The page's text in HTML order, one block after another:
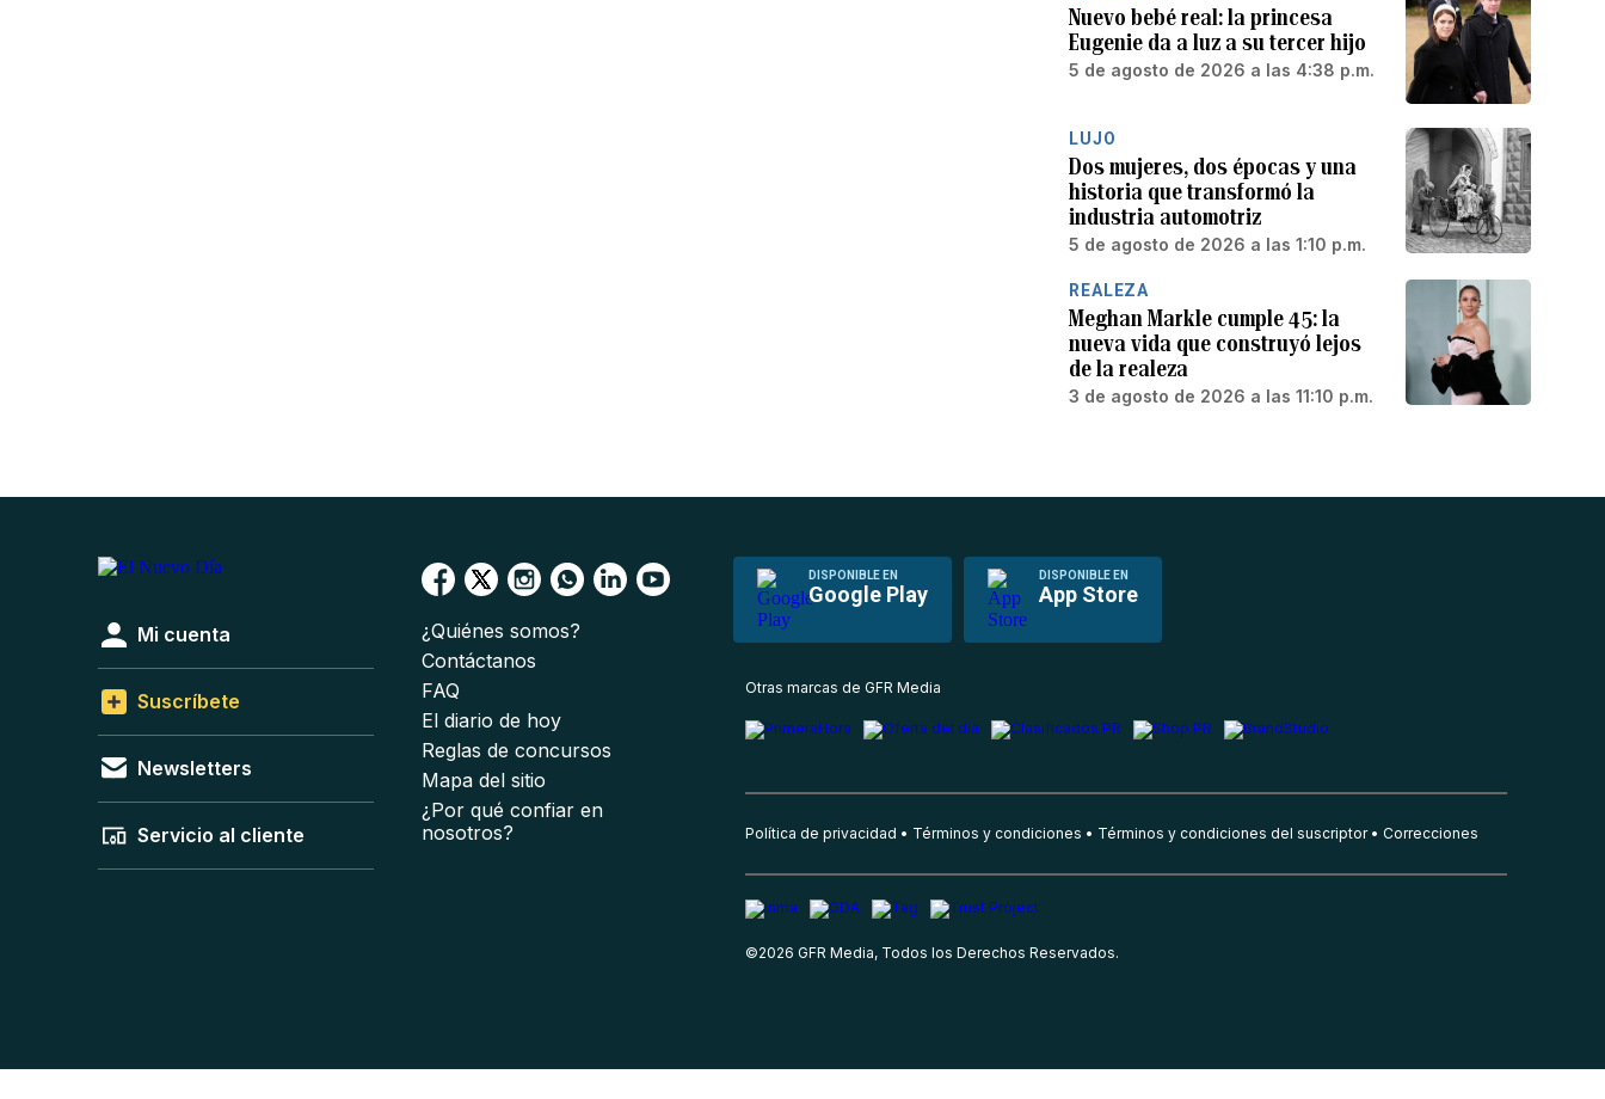
Nuevo bebé real: la princesa
Eugenie da a luz a su tercer hijo
5 de agosto de 2026 a las 4:38 p.m.
LUJO
Dos mujeres, dos épocas y una
historia que transformó la
industria automotriz
5 de agosto de 2026 a las 1:10 p.m.
REALEZA
Meghan Markle cumple 45: la
nueva vida que construyó lejos
de la realeza
3 de agosto de 2026 a las 11:10 p.m.
DISPONIBLE EN
Google Play
DISPONIBLE EN
App Store
Mi cuenta
Suscríbete
Newsletters
Servicio al cliente
¿Quiénes somos?
Contáctanos
FAQ
El diario de hoy
Reglas de concursos
Mapa del sitio
¿Por qué confiar en
nosotros?
Otras marcas de GFR Media
Política de privacidad Términos y condiciones Términos y condiciones del suscriptor Correcciones
©2026 GFR Media, Todos los Derechos Reservados.